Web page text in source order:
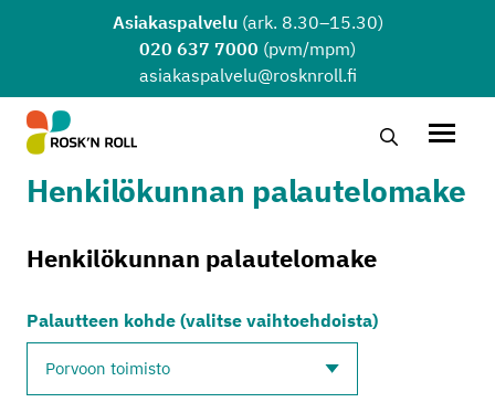
Siirry sisältöönAsiakaspalvelu(ark. 8.30–15.30)
020 637 7000 (pvm/mpm)
asiakaspalvelu@rosknroll.fi
Hae…Avaa
Henkilökunnan palautelomake
Henkilökunnan palautelomake
Palautteen kohde (valitse vaihtoehdoista)